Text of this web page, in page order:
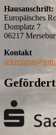
Hausanschrift:
Europäisches
Domplatz 7
06217
Kontakt